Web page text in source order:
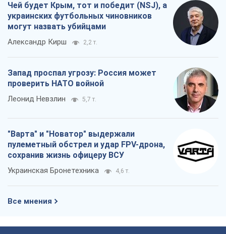
Чей будет Крым, тот и победит (NSJ), а
украинских футбольных чиновников
могут назвать убийцами
Александр Кирш 2,2 т.
Запад проспал угрозу: Россия может
проверить НАТО войной
Леонид Невзлин 5,7 т.
"Варта" и "Новатор" выдержали
пулеметный обстрел и удар FPV-дрона,
сохранив жизнь офицеру ВСУ
Украинская Бронетехника 4,6 т.
Все мнения